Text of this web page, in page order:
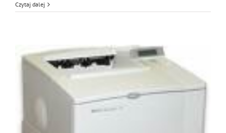
3030,
Czytaj dalej